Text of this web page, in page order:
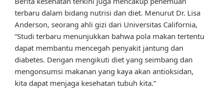
terbaru dalam bidang nutrisi dan diet. Menurut Dr. Lisa
Anderson, seorang ahli gizi dari Universitas California,
“Studi terbaru menunjukkan bahwa pola makan tertentu
dapat membantu mencegah penyakit jantung dan
diabetes. Dengan mengikuti diet yang seimbang dan
mengonsumsi makanan yang kaya akan antioksidan,
kita dapat menjaga kesehatan tubuh kita.”